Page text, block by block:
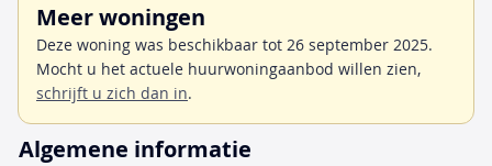
Meer woningen
Deze woning was beschikbaar tot 26 september 2025.
Mocht u het actuele huurwoningaanbod willen zien,
schrijft u zich dan in.
Algemene informatie